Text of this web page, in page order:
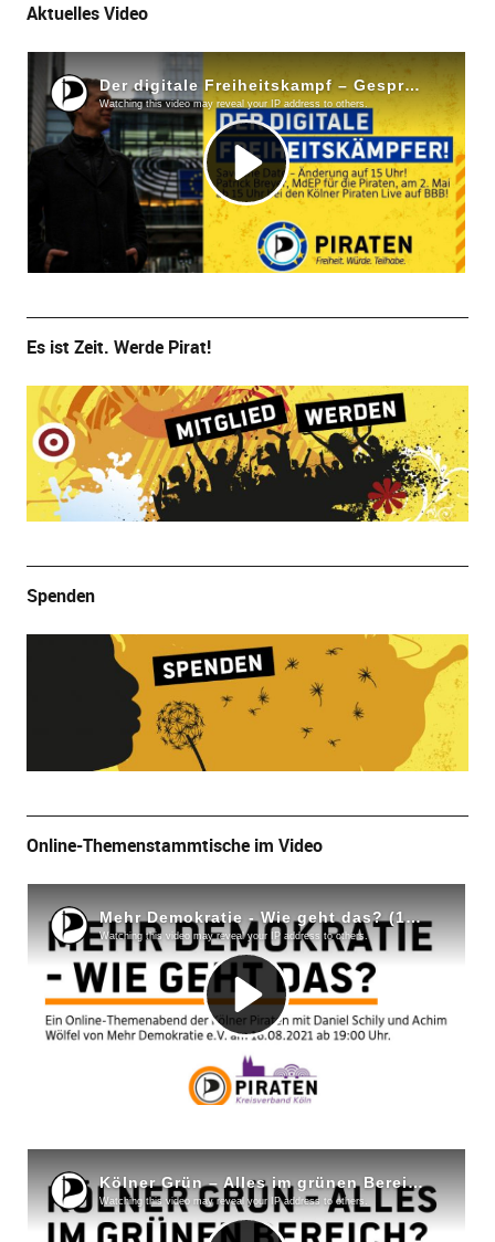
Aktuelles Video
Es ist Zeit. Werde Pirat!
Spenden
Online-Themenstammtische im Video